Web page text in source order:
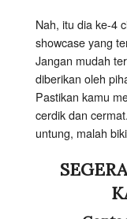
Nah, itu dia ke-4
showcase yang
Jangan mudah
diberikan oleh
Pastikan kamu
cerdik dan
untung, malah